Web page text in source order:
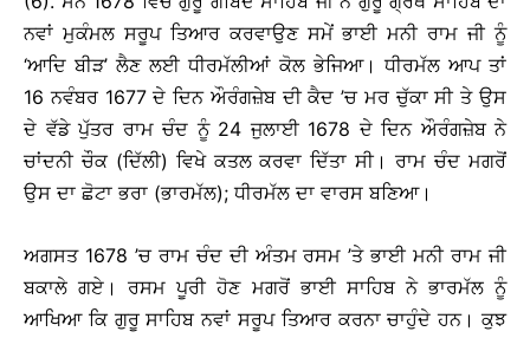
ਨਵਾਂ ਮੁਕੰਮਲ ਸਰੂਪ ਤਿਆਰ ਕਰਵਾਉਣ ਸਮੇਂ ਭਾਈ ਮਨੀ ਰਾਮ ਜੀ ਨੂੰ
‘ਆਦਿ ਬੀੜ’ ਲੈਣ ਲਈ ਧੀਰਮੱਲੀਆਂ ਕੋਲ ਭੇਜਿਆ। ਧੀਰਮੱਲ ਆਪ ਤਾਂ
16 ਨਵੰਬਰ 1677 ਦੇ ਦਿਨ ਔਰੰਗਜ਼ੇਬ ਦੀ ਕੈਦ ’ਚ ਮਰ ਚੁੱਕਾ ਸੀ ਤੇ ਉਸ
ਦੇ ਵੱਡੇ ਪੁੱਤਰ ਰਾਮ ਚੰਦ ਨੂੰ 24 ਜੁਲਾਈ 1678 ਦੇ ਦਿਨ ਔਰੰਗਜ਼ੇਬ ਨੇ
ਚਾਂਦਨੀ ਚੌਕ (ਦਿੱਲੀ) ਵਿਖੇ ਕਤਲ ਕਰਵਾ ਦਿੱਤਾ ਸੀ। ਰਾਮ ਚੰਦ ਮਗਰੋਂ
ਉਸ ਦਾ ਛੋਟਾ ਭਰਾ (ਭਾਰਮੱਲ); ਧੀਰਮੱਲ ਦਾ ਵਾਰਸ ਬਣਿਆ।
ਅਗਸਤ 1678 ’ਚ ਰਾਮ ਚੰਦ ਦੀ ਅੰਤਮ ਰਸਮ ’ਤੇ ਭਾਈ ਮਨੀ ਰਾਮ ਜੀ
ਬਕਾਲੇ ਗਏ। ਰਸਮ ਪੂਰੀ ਹੋਣ ਮਗਰੋਂ ਭਾਈ ਸਾਹਿਬ ਨੇ ਭਾਰਮੱਲ ਨੂੰ
ਆਖਿਆ ਕਿ ਗੁਰੂ ਸਾਹਿਬ ਨਵਾਂ ਸਰੂਪ ਤਿਆਰ ਕਰਨਾ ਚਾਹੁੰਦੇ ਹਨ। ਕੁਝ